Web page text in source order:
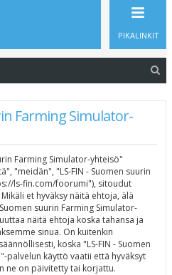
PIKALINKIT
Farming Simulator-
Farming Simulator-yhteisö"
"meidän", "LS-FIN - Suomen suurin
ls-fin.com/foorumi"), sitoudut
et hyväksy näitä ehtoja, älä
suurin Farming Simulator-
näitä ehtoja koska tahansa ja
sinua. On kuitenkin
koska "LS-FIN - Suomen
palvelun käyttö vaatii että hyväksyt
ne on päivitetty tai korjattu.